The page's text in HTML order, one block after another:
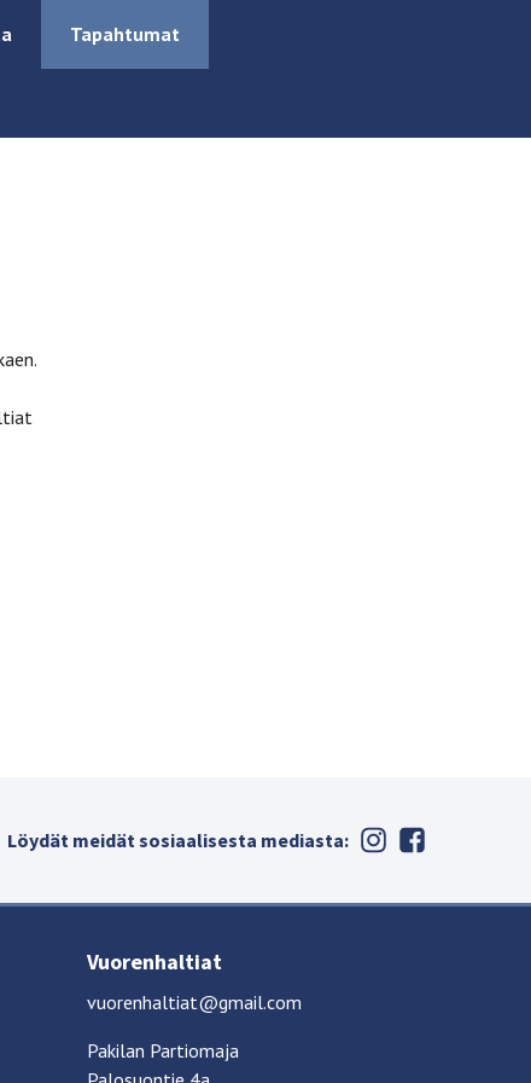
Tapahtumat
Löydät meidät sosiaalisesta mediasta:
Vuorenhaltiat
vuorenhaltiat@gmail.com
Pakilan Partiomaja